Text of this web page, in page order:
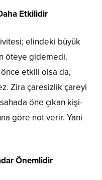
Etkilidir
elindeki büyük
öteye gidemedi.
etkili olsa da,
Zira çaresizlik çareyi
öne çıkan kişi-
göre not verir. Yani
Önemlidir